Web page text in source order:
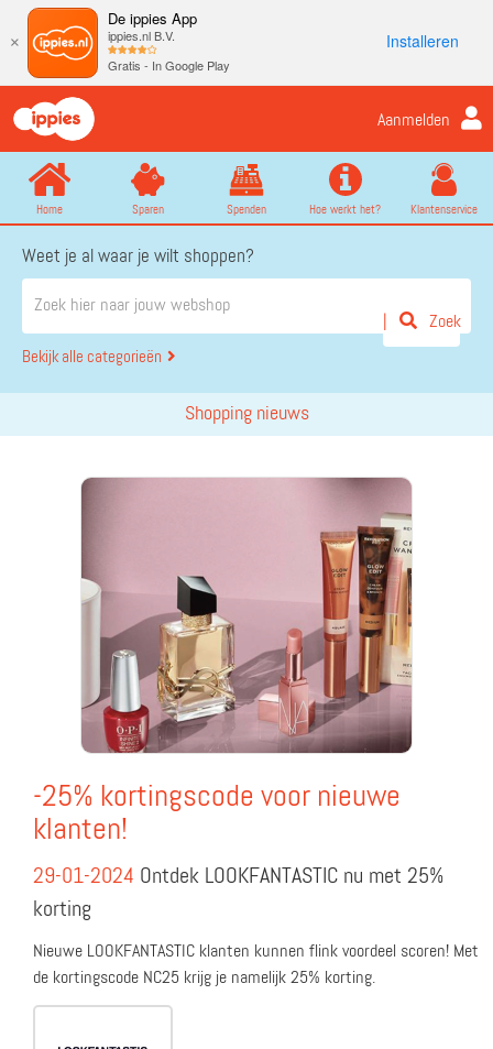
×
De ippies App
ippies.nl B.V.
Gratis - In Google Play
Installeren
Aanmelden
Home Sparen Spenden Hoe werkt het? Klantenservice
Weet je al waar je wilt shoppen?
Bekijk alle categorieën
Zoek
Shopping nieuws
-25% kortingscode voor nieuwe
klanten!
29-01-2024 Ontdek LOOKFANTASTIC nu met 25%
korting
Nieuwe LOOKFANTASTIC klanten kunnen flink voordeel scoren! Met
de kortingscode NC25 krijg je namelijk 25% korting.